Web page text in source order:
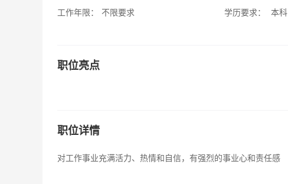
工作年限：
不限要求
学历要求：
本科
职位亮点
职位详情
对工作事业充满活力、热情和自信，有强烈的事业心和责任感